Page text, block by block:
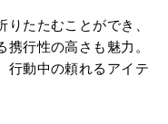
たたむことができ、
行性の高さも魅力。
行動中の頼れるアイテ